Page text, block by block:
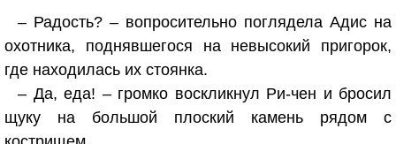
– Радость? – вопросительно поглядела Адис на
охотника, поднявшегося на невысокий пригорок,
где находилась их стоянка.
– Да, еда! – громко воскликнул Ри-чен и бросил
щуку на большой плоский камень рядом с